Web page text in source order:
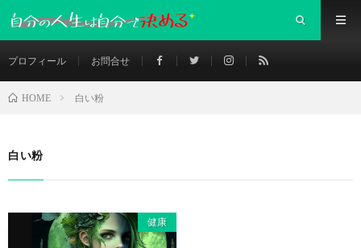
プロフィール お問合せ
HOME 白い粉
白い粉
健康